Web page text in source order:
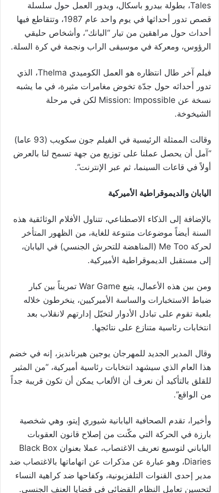
Tales، بطولة بيدرو باسكال، ويدور العمل حول سلسلة
قصص تدور أحداثها في يوم واحد عام 1987، وتتقاطع فيها
أحداث حول مراهقين من تيار “البانك”، وأشخاص حليقي
الرؤوس، ومعركة في موسيقى الراب ونجمة في كرة السلة.
فيلم آخر طال انتظاره هو العمل الكوميدي Thelma، الذي
تدور أحداثه حول جدّة تخوض مغامرات مثيرة، في ما يشبه
نسخة عن Mission: Impossible لكن في مرحلة
الشيخوخة.
وقالت الممثلة الرئيسية في الفيلم جون سكويب (93 عاما)
“آمل أن يحصل عملنا على توزيع من جهة تسمح لنا بالعرض
أولاً في قاعات السينما، ثم عبر الإنترنت”.
اليابان والديموقراطية الأميركية
بالإضافة إلى الذكاء الاصطناعي، تتناول الأفلام الوثائقية هذه
السنة أيضاً موضوعات متنوعة للغاية، من الظهور المتأخر
لحركة Me Too (المناهضة للتحرش الجنسي) في اليابان،
إلى مستقبل الديموقراطية الأميركية.
ومن بين هذه الأعمال، يتبع War Game تمريناً بين كبار
ضباط الاستخبارات والساسة الأميركيين، ينخرطون خلاله
بلعبة تقوم على تبادل الأدوار لتخيّل إدارتهم لانقلاب بعد
انتخابات رئاسية متنازع على نتائجها.
وقال المدير الجديد للمهرجان يوجين هيرنانديز، إنه في خضم
هذا العام الذي سيشهد انتخابات رئاسية أميركية، “من المثير
للقلق بالتأكيد أن نعرف أن الألعاب يمكن أن تكون قريبة جداً
من الواقع”.
وأخيرا، تقدم الصحافية اليابانية شيوري إيتو، وهي شخصية
بارزة في الحركة التي مكّنت من إصلاح قانون العقوبات
الياباني لتوسيع تعريف الاغتصاب، عملا بعنوان Black Box
Diaries، وهو عبارة عن مذكرات عن اتهاماتها بالاغتصاب ضد
مدير إحدى القنوات التلفزيونية، وكفاحها ضد كراهية النساء
لتحسين تعامل النظام القضائي في قضايا العنف الجنسي.